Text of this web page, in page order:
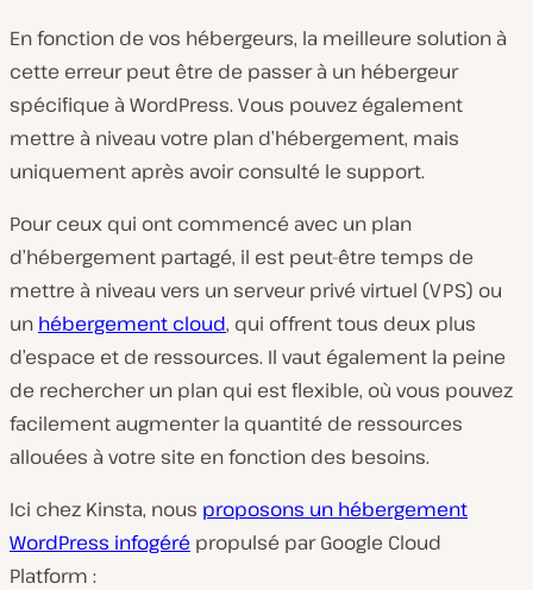
En fonction de vos hébergeurs, la meilleure solution à
cette erreur peut être de passer à un hébergeur
spécifique à WordPress. Vous pouvez également
mettre à niveau votre plan d’hébergement, mais
uniquement après avoir consulté le support.
Pour ceux qui ont commencé avec un plan
d’hébergement partagé, il est peut-être temps de
mettre à niveau vers un serveur privé virtuel (VPS) ou
un hébergement cloud, qui offrent tous deux plus
d’espace et de ressources. Il vaut également la peine
de rechercher un plan qui est flexible, où vous pouvez
facilement augmenter la quantité de ressources
allouées à votre site en fonction des besoins.
Ici chez Kinsta, nous proposons un hébergement
WordPress infogéré propulsé par Google Cloud
Platform :